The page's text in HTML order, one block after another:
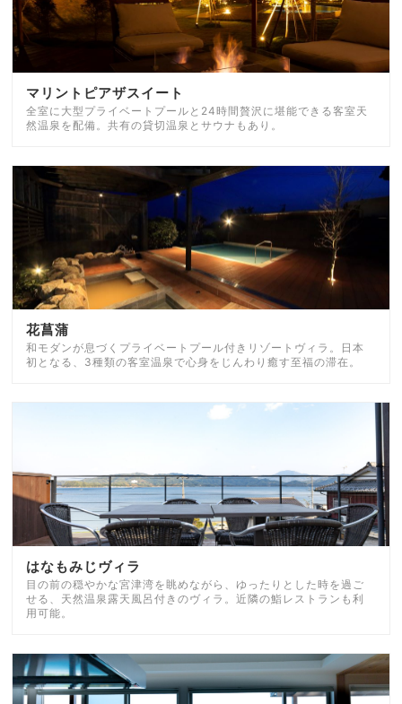
マリントピアザスイート
全室に大型プライベートプールと24時間贅沢に堪能できる客室天
然温泉を配備。共有の貸切温泉とサウナもあり。
花菖蒲
和モダンが息づくプライベートプール付きリゾートヴィラ。日本
初となる、3種類の客室温泉で心身をじんわり癒す至福の滞在。
はなもみじヴィラ
目の前の穏やかな宮津湾を眺めながら、ゆったりとした時を過ご
せる、天然温泉露天風呂付きのヴィラ。近隣の鮨レストランも利
用可能。